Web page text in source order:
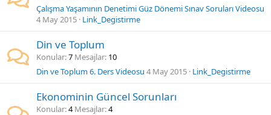
Çalışma Yaşamının Denetimi Güz Dönemi Sınav Soruları Videosu
4 May 2015 Link_Degistirme
Din ve Toplum
Konular 7 Mesajlar 10
Din ve Toplum 6. Ders Videosu 4 May 2015 Link_Degistirme
Ekonominin Güncel Sorunları
Konular 4 Mesajlar 4